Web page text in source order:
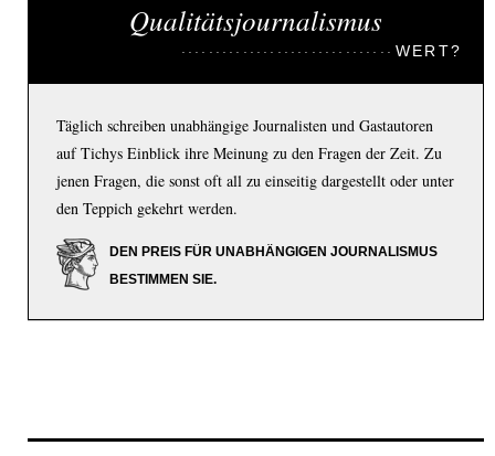
Qualitätsjournalismus
WERT?
Täglich schreiben unabhängige Journalisten und Gastautoren
auf Tichys Einblick ihre Meinung zu den Fragen der Zeit. Zu
jenen Fragen, die sonst oft all zu einseitig dargestellt oder unter
den Teppich gekehrt werden.
DEN PREIS FÜR UNABHÄNGIGEN JOURNALISMUS
BESTIMMEN SIE.